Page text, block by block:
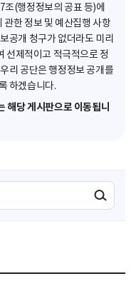
조(행정정보의 공표 등)에
관한 정보 및 예산집행 사항
공개 청구가 없더라도 미리
선제적이고 적극적으로 정
리 공단은 행정정보 공개를
하겠습니다.
해당 게시판으로 이동됩니
검색실행